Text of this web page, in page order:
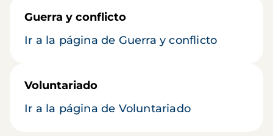
Guerra y conflicto
Ir a la página de Guerra y conflicto
Voluntariado
Ir a la página de Voluntariado